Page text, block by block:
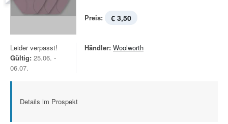
Preis: € 3,50
Leider verpasst!
Gültig: 25.06. -
06.07.
Händler: Woolworth
Details im Prospekt